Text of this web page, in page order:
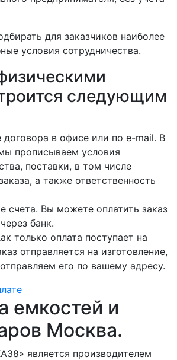
для заказчиков наиболее
условия сотрудничества.
следующим
договора в офисе или по e-mail. В
прописываем условия
поставки, в том числе
а также ответственность
счета. Вы можете оплатить заказ
банк.
только оплата поступает на
отправляется на изготовление,
его по вашему адресу.
емкостей и
Москва.
является производителем